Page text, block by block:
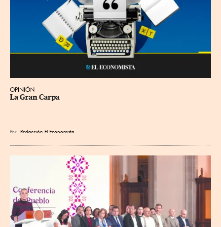
OPINIÓN
La Gran Carpa
Por Redacción El Economista